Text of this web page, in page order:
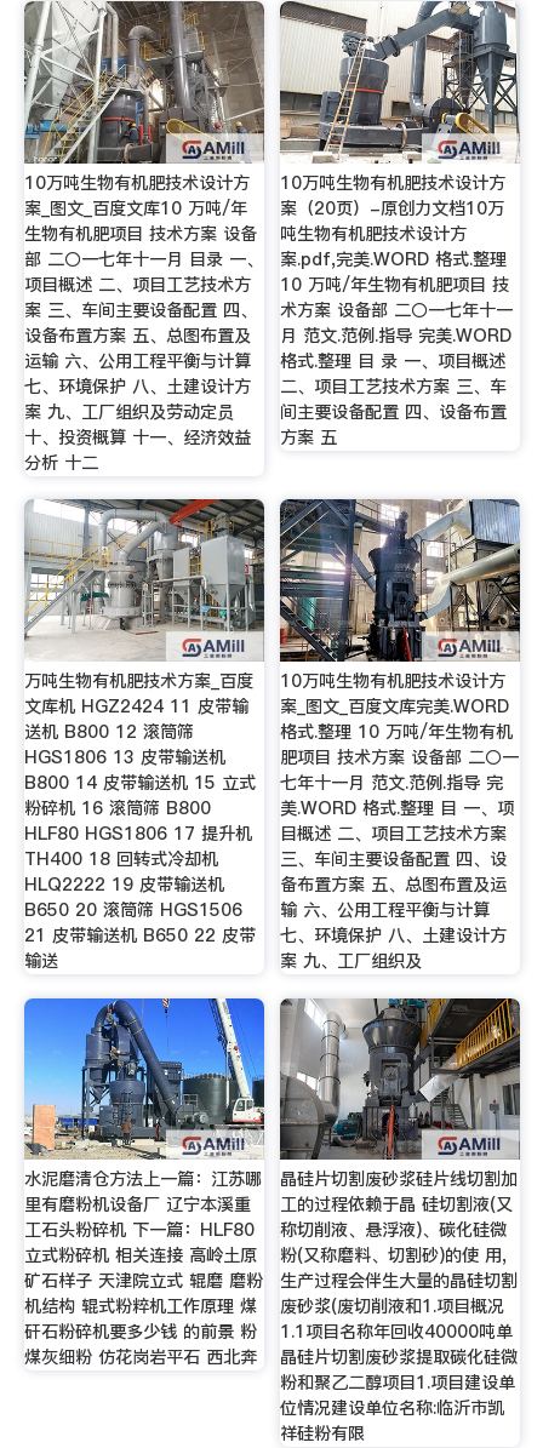
10万吨生物有机肥技术设计方
案_图文_百度文库10 万吨/年
生物有机肥项目 技术方案 设备
部 二〇一七年十一月 目录 一、
项目概述 二、项目工艺技术方
案 三、车间主要设备配置 四、
设备布置方案 五、总图布置及
运输 六、公用工程平衡与计算
七、环境保护 八、土建设计方
案 九、工厂组织及劳动定员
十、投资概算 十一、经济效益
分析 十二
10万吨生物有机肥技术设计方
案（20页）-原创力文档10万
吨生物有机肥技术设计方
案.pdf,完美.WORD 格式.整理
10 万吨/年生物有机肥项目 技
术方案 设备部 二〇一七年十一
月 范文.范例.指导 完美.WORD
格式.整理 目 录 一、项目概述
二、项目工艺技术方案 三、车
间主要设备配置 四、设备布置
方案 五
万吨生物有机肥技术方案_百度
文库机 HGZ2424 11 皮带输
送机 B800 12 滚筒筛
HGS1806 13 皮带输送机
B800 14 皮带输送机 15 立式
粉碎机 16 滚筒筛 B800
HLF80 HGS1806 17 提升机
TH400 18 回转式冷却机
HLQ2222 19 皮带输送机
B650 20 滚筒筛 HGS1506
21 皮带输送机 B650 22 皮带
输送
10万吨生物有机肥技术设计方
案_图文_百度文库完美.WORD
格式.整理 10 万吨/年生物有机
肥项目 技术方案 设备部 二〇一
七年十一月 范文.范例.指导 完
美.WORD 格式.整理 目 一、项
目概述 二、项目工艺技术方案
三、车间主要设备配置 四、设
备布置方案 五、总图布置及运
输 六、公用工程平衡与计算
七、环境保护 八、土建设计方
案 九、工厂组织及
水泥磨清仓方法上一篇：江苏哪
里有磨粉机设备厂 辽宁本溪重
工石头粉碎机 下一篇：HLF80
立式粉碎机 相关连接 高岭土原
矿石样子 天津院立式 辊磨 磨粉
机结构 辊式粉粹机工作原理 煤
矸石粉碎机要多少钱 的前景 粉
煤灰细粉 仿花岗岩平石 西北奔
晶硅片切割废砂浆硅片线切割加
工的过程依赖于晶 硅切割液(又
称切削液、悬浮液)、碳化硅微
粉(又称磨料、切割砂)的使 用,
生产过程会伴生大量的晶硅切割
废砂浆(废切削液和1.项目概况
1.1项目名称年回收40000吨单
晶硅片切割废砂浆提取碳化硅微
粉和聚乙二醇项目1.项目建设单
位情况建设单位名称:临沂市凯
祥硅粉有限